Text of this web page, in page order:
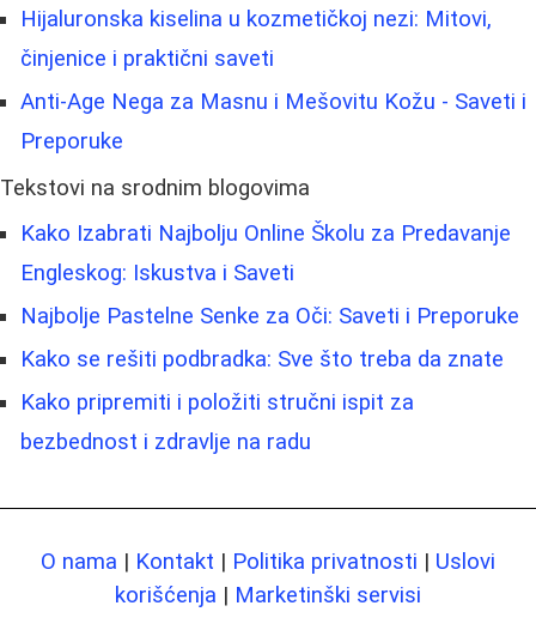
Hijaluronska kiselina u kozmetičkoj nezi: Mitovi,
činjenice i praktični saveti
Anti-Age Nega za Masnu i Mešovitu Kožu - Saveti i
Preporuke
Tekstovi na srodnim blogovima
Kako Izabrati Najbolju Online Školu za Predavanje
Engleskog: Iskustva i Saveti
Najbolje Pastelne Senke za Oči: Saveti i Preporuke
Kako se rešiti podbradka: Sve što treba da znate
Kako pripremiti i položiti stručni ispit za
bezbednost i zdravlje na radu
O nama | Kontakt | Politika privatnosti | Uslovi
korišćenja | Marketinški servisi